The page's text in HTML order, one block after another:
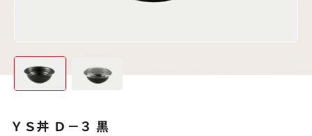
ＹＳ丼 Ｄ－３ 黒